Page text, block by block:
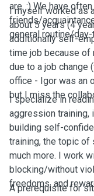
are. :) We have
friends/
general routine/
I myself worked as
about 5 years (4
additionally self-
time job because of
due to a job change
office - Igor was an
but I miss the
I specialize in
aggression training,
building self-
training, the topic of
much more. I work
blocking/without
freedoms, and
A prerequisite for